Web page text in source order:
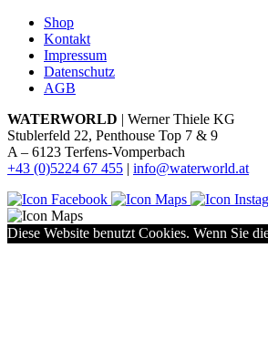
Shop
Kontakt
Impressum
Datenschutz
AGB
WATERWORLD | Werner Thiele KG
Stublerfeld 22, Penthouse Top 7 & 9
A – 6123 Terfens-Vomperbach
+43 (0)5224 67 455 | info@waterworld.at
Diese Website benutzt Cookies. Wenn Sie